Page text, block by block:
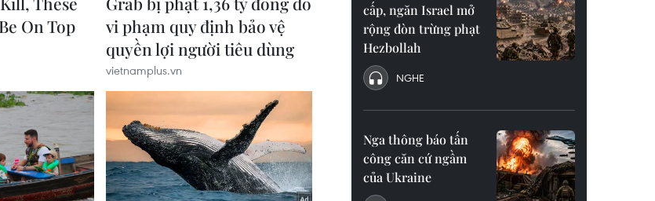
cấp, ngăn Israel mở
rộng đòn trừng phạt
Hezbollah
NGHE
Nga thông báo tấn
công căn cứ ngầm
của Ukraine